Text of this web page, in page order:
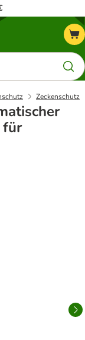
Zeckenschutz
für